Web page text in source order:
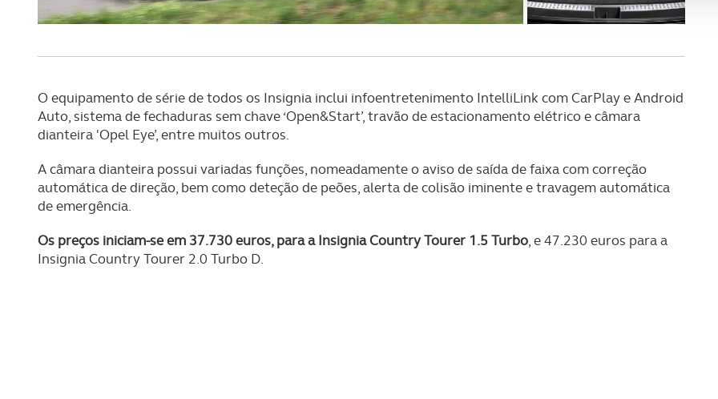
e organizações na UE e em países terceiros.
Realçamos que o bloqueio de certo tipo de Cookies e tecnologias similares pode ter impacto
navegação no Website e nos serviços disponibilizados.
Consulte a política de cookies do site.
O equipamento de série de todos os Insignia inclui infoentretenimento IntelliLink com CarPlay e Android
Auto, sistema de fechaduras sem chave ‘Open&Start’, travão de estacionamento elétrico e câmara
dianteira 'Opel Eye’, entre muitos outros.
A câmara dianteira possui variadas funções, nomeadamente o aviso de saída de faixa com correção
automática de direção, bem como deteção de peões, alerta de colisão iminente e travagem automática
de emergência.
Os preços iniciam-se em 37.730 euros, para a Insignia Country Tourer 1.5 Turbo, e 47.230 euros para a
Insignia Country Tourer 2.0 Turbo D.